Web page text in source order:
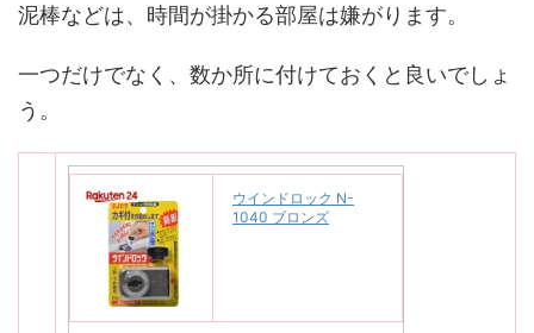
泥棒などは、時間が掛かる部屋は嫌がります。
一つだけでなく、数か所に付けておくと良いでしょ
う。
ウインドロック N-
1040 ブロンズ